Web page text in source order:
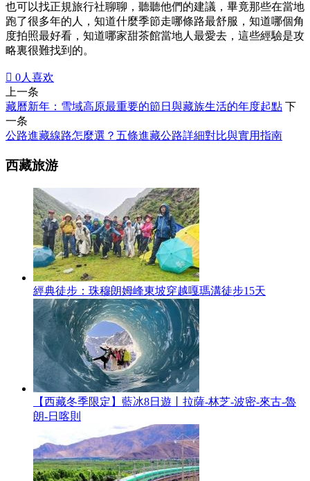
也可以找正規旅行社聊聊，聽聽他們的建議，畢竟那些在當地
跑了很多年的人，知道什麼季節走哪條路最舒服，知道哪個角
度拍照最好看，知道哪家甜茶館當地人最愛去，這些經驗是攻
略裏很難找到的。
 0人喜欢
上一条
藏曆新年：雪域高原最重要的節日與藏族生活的年度起點 下
一条
公路進藏線路怎麼選？五條進藏公路詳細對比與實用指南
西藏旅游
經典徒步：珠穆朗姆峰東坡穿越嘎瑪溝徒步15天
【西藏冬季限定】藍冰8日遊丨拉薩-林芝-波密-來古-魯
朗-日喀則